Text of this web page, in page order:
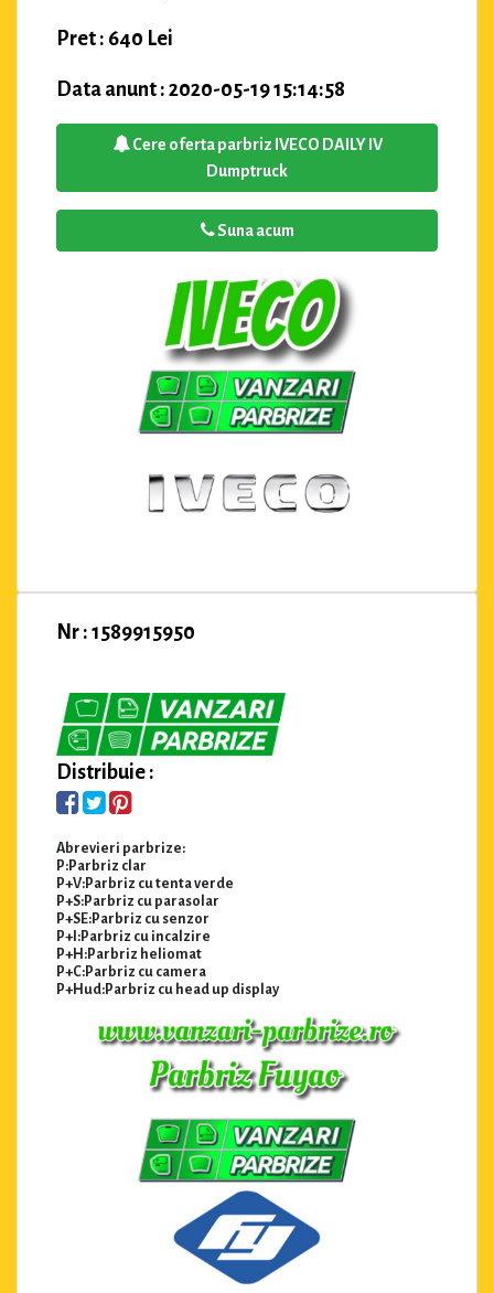
Pret : 640 Lei
Data anunt : 2020-05-19 15:14:58
Cere oferta parbriz IVECO DAILY IV
Dumptruck
Suna acum
Nr : 1589915950
Distribuie :
Abrevieri parbrize:
P:Parbriz clar
P+V:Parbriz cu tenta verde
P+S:Parbriz cu parasolar
P+SE:Parbriz cu senzor
P+I:Parbriz cu incalzire
P+H:Parbriz heliomat
P+C:Parbriz cu camera
P+Hud:Parbriz cu head up display